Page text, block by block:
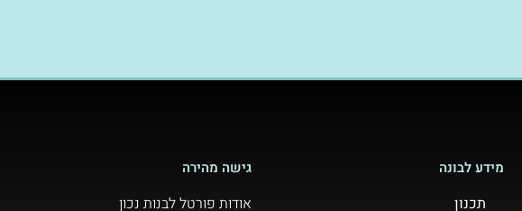
מידע לבונה
תכנון
גישה מהירה
אודות פורטל לבנות נכון